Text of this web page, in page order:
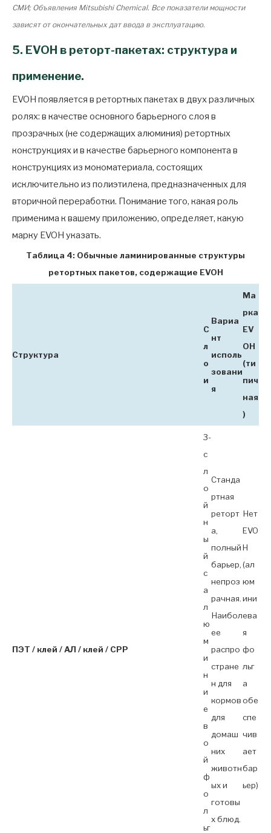
СМИ; Объявления Mitsubishi Chemical. Все показатели мощности
зависят от окончательных дат ввода в эксплуатацию.
5. EVOH в реторт-пакетах: структура и
применение.
EVOH появляется в ретортных пакетах в двух различных
ролях: в качестве основного барьерного слоя в
прозрачных (не содержащих алюминия) ретортных
конструкциях и в качестве барьерного компонента в
конструкциях из мономатериала, состоящих
исключительно из полиэтилена, предназначенных для
вторичной переработки. Понимание того, какая роль
применима к вашему приложению, определяет, какую
марку EVOH указать.
Таблица 4: Обычные ламинированные структуры
ретортных пакетов, содержащие EVOH
Структура
С
л
о
и
Вариа
нт
исполь
зовани
я
Ма
рка
EV
OH
(ти
пич
ная
)
ПЭТ / клей / АЛ / клей / CPP
3-
с
л
о
й
н
ы
й
с
а
л
ю
м
и
н
и
е
в
о
й
ф
о
л
ьг
Станда
ртная
реторт
а,
полный
барьер,
непроз
рачная.
Наибол
ее
распро
стране
н для
кормов
для
домаш
них
животн
ых и
готовы
х блюд.
Нет
EVO
H
(ал
юм
ини
ева
я
фо
льг
а
обе
спе
чив
ает
бар
ьер)